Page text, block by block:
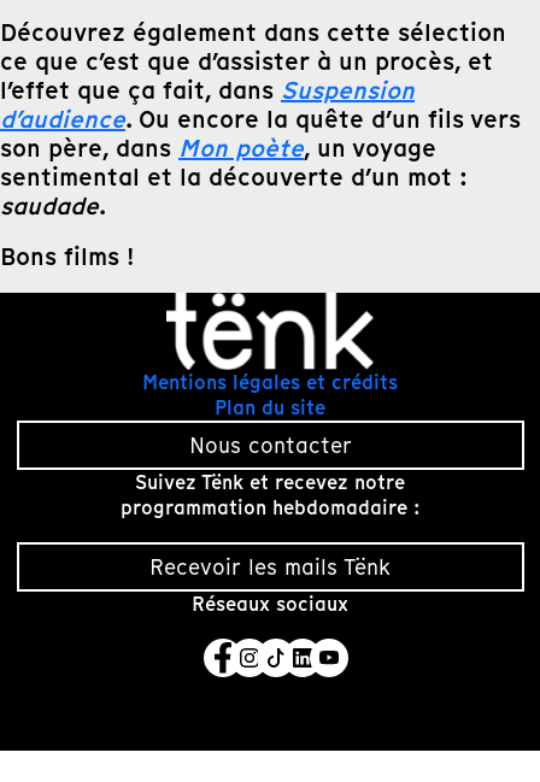
Découvrez également dans cette sélection
ce que c’est que d’assister à un procès, et
l’effet que ça fait, dans Suspension
d’audience. Ou encore la quête d’un fils vers
son père, dans Mon poète, un voyage
sentimental et la découverte d’un mot :
saudade.
Bons films !
Mentions légales et crédits
Plan du site
Nous contacter
Suivez Tënk et recevez notre
programmation hebdomadaire :
Recevoir les mails Tënk
Réseaux sociaux